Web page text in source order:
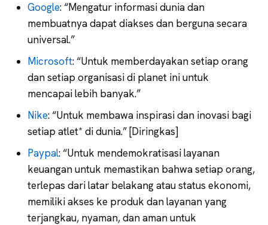
Google: “Mengatur informasi dunia dan
membuatnya dapat diakses dan berguna secara
universal.”
Microsoft: “Untuk memberdayakan setiap orang
dan setiap organisasi di planet ini untuk
mencapai lebih banyak.”
Nike: “Untuk membawa inspirasi dan inovasi bagi
setiap atlet* di dunia.” [Diringkas]
Paypal: “Untuk mendemokratisasi layanan
keuangan untuk memastikan bahwa setiap orang,
terlepas dari latar belakang atau status ekonomi,
memiliki akses ke produk dan layanan yang
terjangkau, nyaman, dan aman untuk